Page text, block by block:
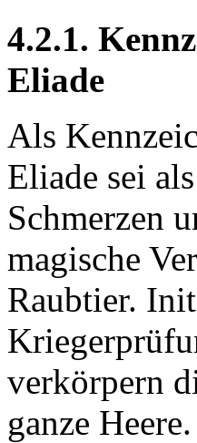
4.2.1.
Eliade
Als
Eliade sei
Schmerzen
magische
Raubtier.
verkörpern
ganze Heere.